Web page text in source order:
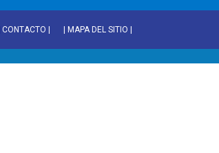
| CONTACTO | | MAPA DEL SITIO |